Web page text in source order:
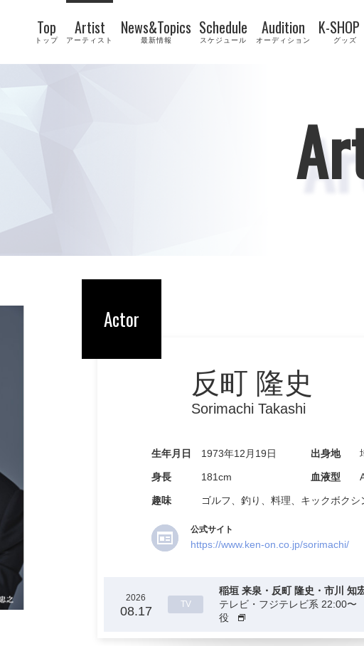
Top
トップ
Artist
アーティスト
News&Topics
最新情報
Schedule
スケジュール
Audition
オーディション
K-SHOP
グッズ
Actor
反町 隆史
Sorimachi Takashi
生年月日 1973年12月19日 出身地
身長 181cm 血液型
趣味 ゴルフ、釣り、料理、キックボクシ
公式サイト
https://www.ken-on.co.jp/sorimachi/
2026
09.07
TV
稲垣 来泉・反町 隆史・市川 知
テレビ・フジテレビ系 22:00
役
2026
08.10
TV
稲垣 来泉・反町 隆史・市川 知
テレビ・フジテレビ系 22:00
役
2026
08.17
TV
稲垣 来泉・反町 隆史・市川 知
テレビ・フジテレビ系 22:00
役
2026
08.24
TV
稲垣 来泉・反町 隆史・市川 知
テレビ・フジテレビ系 22:00
役
2026
08.31
TV
稲垣 来泉・反町 隆史・市川 知
テレビ・フジテレビ系 22:00
役
2026
09.07
TV
稲垣 来泉・反町 隆史・市川 知
テレビ・フジテレビ系 22:00
役
2026
08.10
TV
稲垣 来泉・反町 隆史・市川 知
テレビ・フジテレビ系 22:00
役